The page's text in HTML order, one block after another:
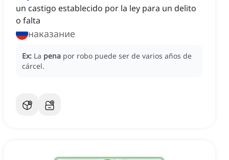
un castigo establecido por la ley para un delito
o falta
наказание
Ex: La pena por robo puede ser de varios años de
cárcel.